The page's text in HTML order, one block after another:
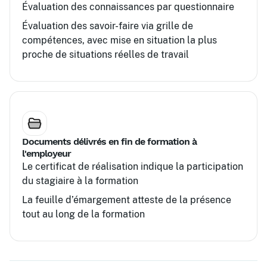
Évaluation des connaissances par questionnaire
Évaluation des savoir-faire via grille de
compétences, avec mise en situation la plus
proche de situations réelles de travail
Documents délivrés en fin de formation à
l'employeur
Le certificat de réalisation indique la participation
du stagiaire à la formation
La feuille d’émargement atteste de la présence
tout au long de la formation